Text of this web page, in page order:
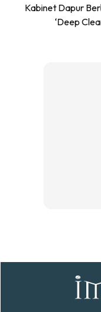
Kabinet Dapur
‘Deep